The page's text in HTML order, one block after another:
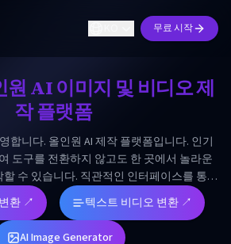
무료 시작
AI 이미지 및 비디오 제
작 플랫폼
합니다. 올인원 AI 제작 플랫폼입니다. 인기
도구를 전환하지 않고도 한 곳에서 놀라운
수 있습니다. 직관적인 인터페이스를 통해
기만 하면 놀라운 작품을 만들 수 있습니다.
지 않습니다. Mixz AI를 통해 제작자는 도구
중할 수 있으므로 모든 사람이 AI 제작의 무
환 ↗ 텍스트 비디오 변환 ↗
AI Image Generator